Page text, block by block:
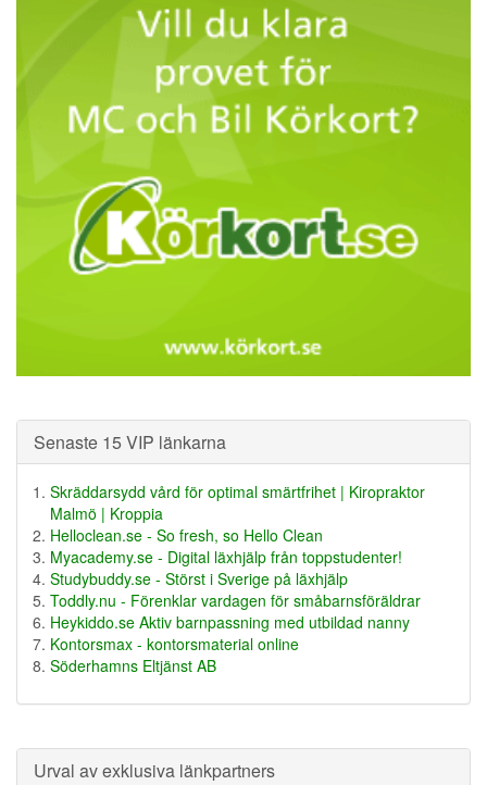
Senaste 15 VIP länkarna
Skräddarsydd vård för optimal smärtfrihet | Kiropraktor
Malmö | Kroppia
Helloclean.se - So fresh, so Hello Clean
Myacademy.se - Digital läxhjälp från toppstudenter!
Studybuddy.se - Störst i Sverige på läxhjälp
Toddly.nu - Förenklar vardagen för småbarnsföräldrar
Heykiddo.se Aktiv barnpassning med utbildad nanny
Kontorsmax - kontorsmaterial online
Söderhamns Eltjänst AB
Urval av exklusiva länkpartners